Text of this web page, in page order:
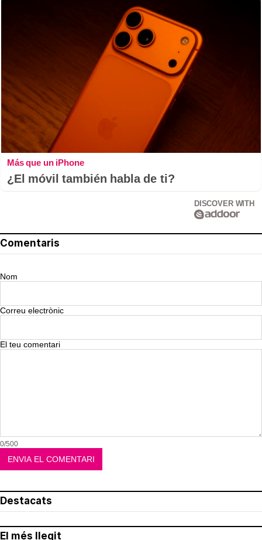
Más que un iPhone
¿El móvil también habla de ti?
DISCOVER WITH
Comentaris
Nom
Correu electrònic
El teu comentari
0/500
Destacats
El més llegit